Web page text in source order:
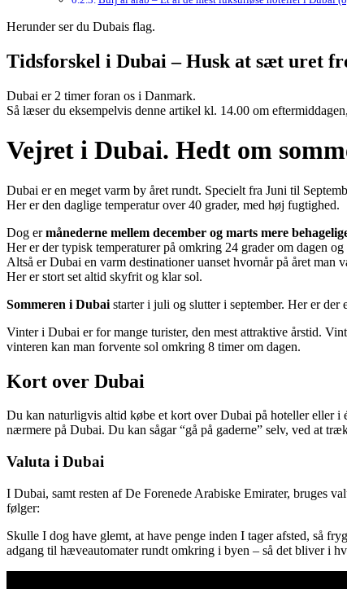
Herunder ser du Dubais flag.
Tidsforskel i Dubai – Husk at sæt uret
Dubai er 2 timer foran os i Danmark.
Så læser du eksempelvis denne artikel kl. 14.00 om
Vejret i Dubai. Hedt om
Dubai er en meget varm by året rundt. Specielt fra Juni til
Her er den daglige temperatur over 40 grader, med høj fugtighed.
Dog ermånederne mellem december og marts mere
Her er der typisk temperaturer på omkring 24 grader om dagen
Altså er Dubai en varm destinationer uanset hvornår på året man
Her er stort set altid skyfrit og klar sol.
Sommeren i Dubai starter i juli og slutter i september. Her er
Vinter i Dubai er for mange turister, den mest attraktive årstid.
vinteren kan man forvente sol omkring 8 timer om dagen.
Kort over Dubai
Du kan naturligvis altid købe et kort over Dubai på hoteller eller
nærmere på Dubai. Du kan sågar “gå på gaderne” selv, ved at
Valuta i Dubai
I Dubai, samt resten af De Forenede Arabiske Emirater, bruges
følger:
Skulle I dog have glemt, at have penge inden I tager afsted, så
adgang til hæveautomater rundt omkring i byen – så det bliver i